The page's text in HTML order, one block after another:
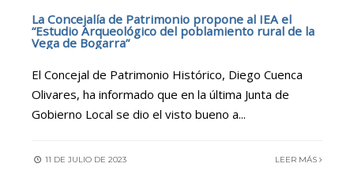
La Concejalía de Patrimonio propone al IEA el
“Estudio Arqueológico del poblamiento rural de la
Vega de Bogarra”
El Concejal de Patrimonio Histórico, Diego Cuenca
Olivares, ha informado que en la última Junta de
Gobierno Local se dio el visto bueno a...
11 DE JULIO DE 2023 LEER MÁS